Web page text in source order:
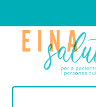
Barra de